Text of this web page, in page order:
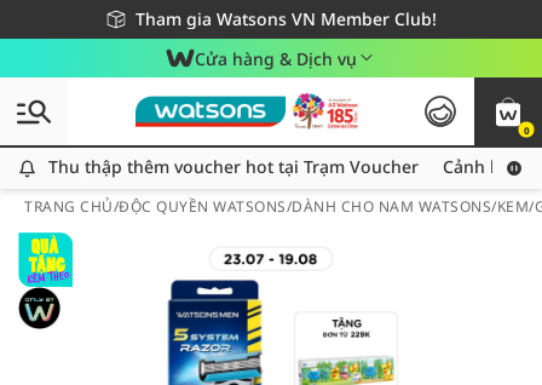
Tham gia Watsons VN Member Club!
Miễn phí giao hàng cho đơn hàng từ 249,000Đ
Giao hàng nhanh 24h - Áp dụng khu vực TP. Hồ Chí Minh
Cửa hàng & Dịch vụ
0
Thu thập thêm voucher hot tại Trạm Voucher
Thu thập thêm voucher hot tại Trạm Voucher Cảnh báo
TRANG CHỦ/ĐỘC QUYỀN WATSONS/DÀNH CHO NAM WATSONS/KEM/